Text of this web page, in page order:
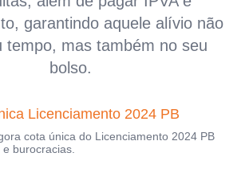
garantindo aquele alívio não
tempo, mas também no seu
bolso.
Licenciamento 2024 PB
cota única do Licenciamento 2024 PB
e burocracias.